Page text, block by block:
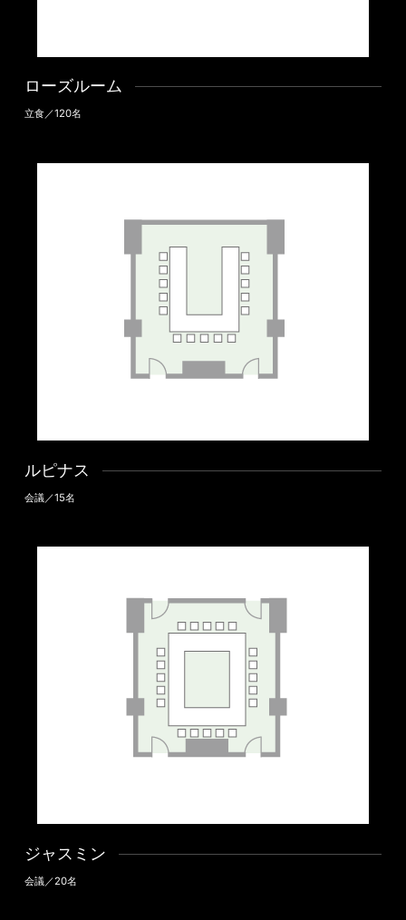
ローズルーム
立食／120名
ルピナス
会議／15名
ジャスミン
会議／20名